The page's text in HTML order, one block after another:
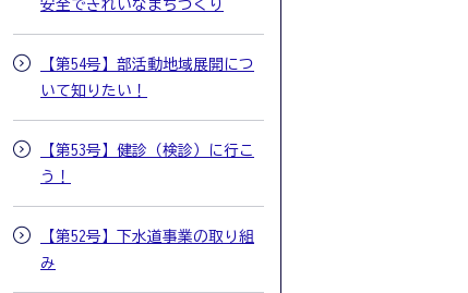
安全できれいなまちづくり
【第54号】部活動地域展開につ
いて知りたい！
【第53号】健診（検診）に行こ
う！
【第52号】下水道事業の取り組
み